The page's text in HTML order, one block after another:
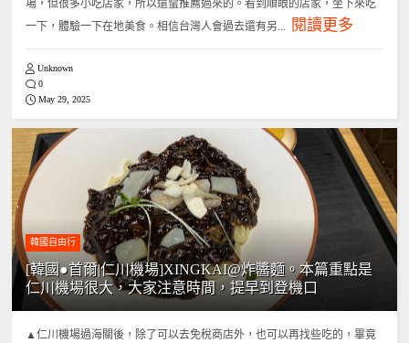
場，但很多小吃店家，所以還蠻推薦過來的。看到順眼的店家，坐下來吃
一下，體驗一下在地美食。相信台灣人會過去還有另...
閱讀更多
Unknown
0
May 29, 2025
韓國自由行
[韓國●首爾|仁川機場]XINGKAI@炸醬麵。本篇重點是
仁川機場很大，大家注意時間，提早到登機口
▲仁川機場過海關後，除了可以去免稅商店外，也可以再找些吃的，畢竟